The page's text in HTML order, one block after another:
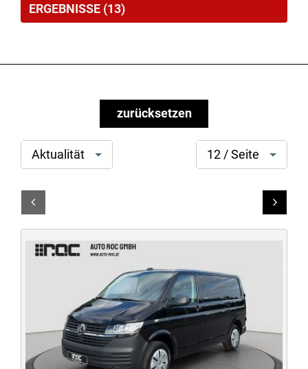
ERGEBNISSE (13)
zurücksetzen
Option
auswählen
Aktualität
search[page
size]
12 / Seite